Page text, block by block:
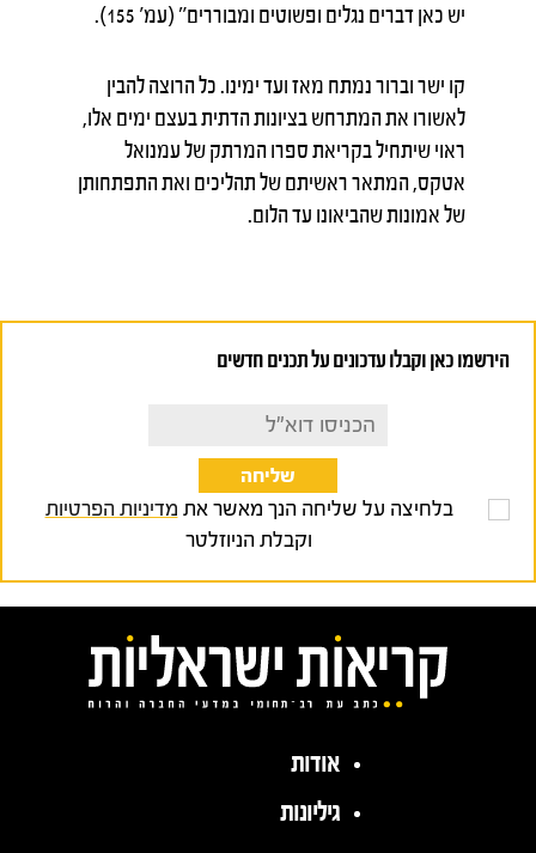
יש כאן דברים נגלים ופשוטים ומבוררים" (עמ' 155).
קו ישר וברור נמתח מאז ועד ימינו. כל הרוצה להבין
לאשורו את המתרחש בציונות הדתית בעצם ימים אלו,
ראוי שיתחיל בקריאת ספרו המרתק של עמנואל
אטקס, המתאר ראשיתם של תהליכים ואת התפתחותן
של אמונות שהביאונו עד הלום.
הירשמו כאן וקבלו עדכונים על תכנים חדשים
בלחיצה על שליחה הנך מאשר את מדיניות הפרטיות
וקבלת הניוזלטר
אודות
גיליונות